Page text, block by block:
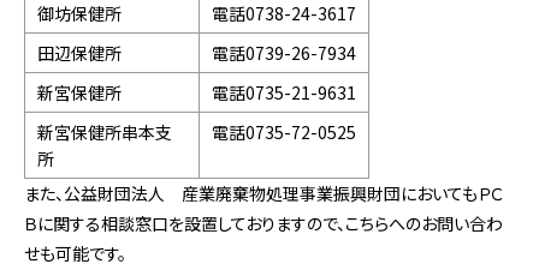
御坊保健所
電話0738-24-3617
田辺保健所
電話0739-26-7934
新宮保健所
電話0735-21-9631
新宮保健所串本支
所
電話0735-72-0525
また、公益財団法人 産業廃棄物処理事業振興財団においてもＰＣ
Ｂに関する相談窓口を設置しておりますので、こちらへのお問い合わ
せも可能です。